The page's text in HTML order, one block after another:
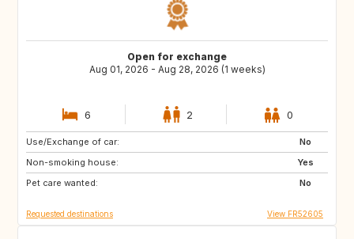
Open for exchange
Aug 01, 2026 - Aug 28, 2026 (1 weeks)
6 2 0
Use/Exchange of car:
No
Non-smoking house:
Yes
Pet care wanted:
No
ES
Requested destinations View FR52605